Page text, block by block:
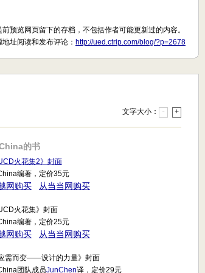
预览网页留下的存档，不包括作者可能更新过的内容。
址阅读和发布评论： http://ued.ctrip.com/blog/?p=2678
文字大小： - +
的书
编著，定价35元
网购买 从当当网购买
编著，定价25元
网购买 从当当网购买
团队成员JunChen译，定价29元